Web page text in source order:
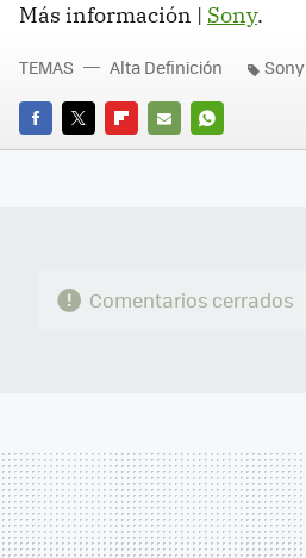
Más información | Sony.
FACEBOOK
TWITTERFLIPBOARD
E-
WHATSAPP
TEMAS Alta Definición Sony
Comentarios cerrados